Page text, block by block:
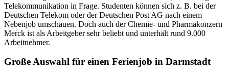
Telekommunikation in Frage. Studenten können sich z. B. bei der
Deutschen Telekom oder der Deutschen Post AG nach einem
Nebenjob umschauen. Doch auch der Chemie- und Pharmakonzern
Merck ist als Arbeitgeber sehr beliebt und unterhält rund 9.000
Arbeitnehmer.
Große Auswahl für einen Ferienjob in Darmstadt